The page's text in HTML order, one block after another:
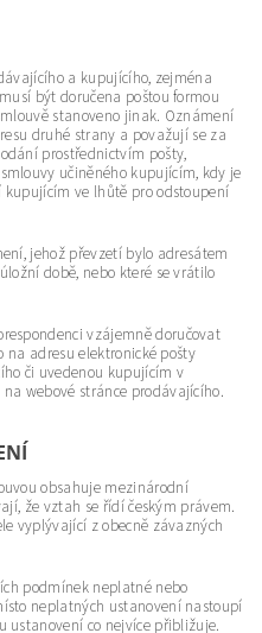
a kupujícího, zejména
být doručena poštou formou
stanoveno jinak. Oznámení
druhé strany a považují se za
prostřednictvím pošty,
učiněného kupujícím, kdy je
ve lhůtě pro odstoupení
jehož převzetí bylo adresátem
době, nebo které se vrátilo
vzájemně doručovat
na adresu elektronické pošty
či uvedenou kupujícím v
webové stránce prodávajícího.
obsahuje mezinárodní
že vztah se řídí českým právem.
vyplývající z obecně závazných
podmínek neplatné nebo
neplatných ustanovení nastoupí
ustanovení co nejvíce přibližuje.